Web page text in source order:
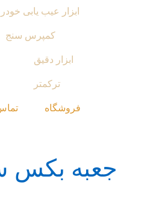
ابزار عیب یابی
کمپرس سنج
ابزار دقیق
ترکمتر
فروشگاه
جعبه بکس